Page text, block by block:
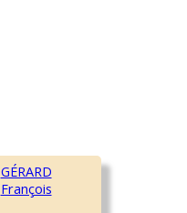
GÉRARD
François